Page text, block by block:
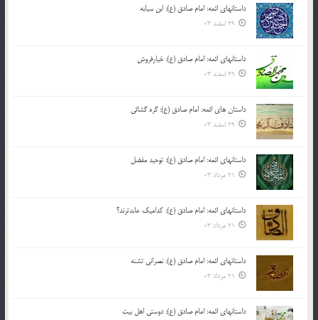
داستانهای ائمه: امام صادق (ع): ابن سیابه
29 اسفند 03
داستانهای ائمه: امام صادق (ع): خیارفروش
29 اسفند 03
داستان های ائمه: امام صادق (ع): گره گشائی
29 اسفند 03
داستانهای ائمه: امام صادق (ع): توحید مفضل
21 مرداد 03
داستانهای ائمه: امام صادق (ع): کدامیک عابدترند؟
21 مرداد 03
داستانهای ائمه: امام صادق (ع): نصرانی تشنه
21 مرداد 03
داستانهای ائمه: امام صادق (ع): دوستی اهل بیت